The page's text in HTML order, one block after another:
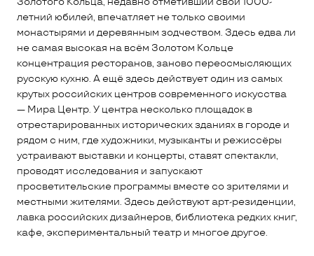
летний юбилей, впечатляет не только своими
монастырями и деревянным зодчеством. Здесь едва ли
не самая высокая на всём Золотом Кольце
концентрация ресторанов, заново переосмысляющих
русскую кухню. А ещё здесь действует один из самых
крутых российских центров современного искусства
— Мира Центр. У центра несколько площадок в
отрестарированных исторических зданиях в городе и
рядом с ним, где художники, музыканты и режиссёры
устраивают выставки и концерты, ставят спектакли,
проводят исследования и запускают
просветительские программы вместе со зрителями и
местными жителями. Здесь действуют арт-резиденции,
лавка российских дизайнеров, библиотека редких книг,
кафе, экспериментальный театр и многое другое.